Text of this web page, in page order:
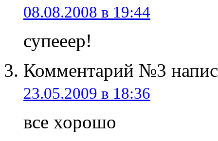
08.08.2008 в 19:44
супееер!
Комментарий №3
23.05.2009 в 18:36
все хорошо